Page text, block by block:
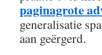
paginagrote
generalisatie
aan geërgerd.